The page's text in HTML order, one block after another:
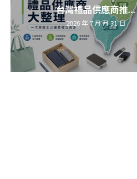
台灣禮品供應商推...
2026 年 7 月 月 31 日